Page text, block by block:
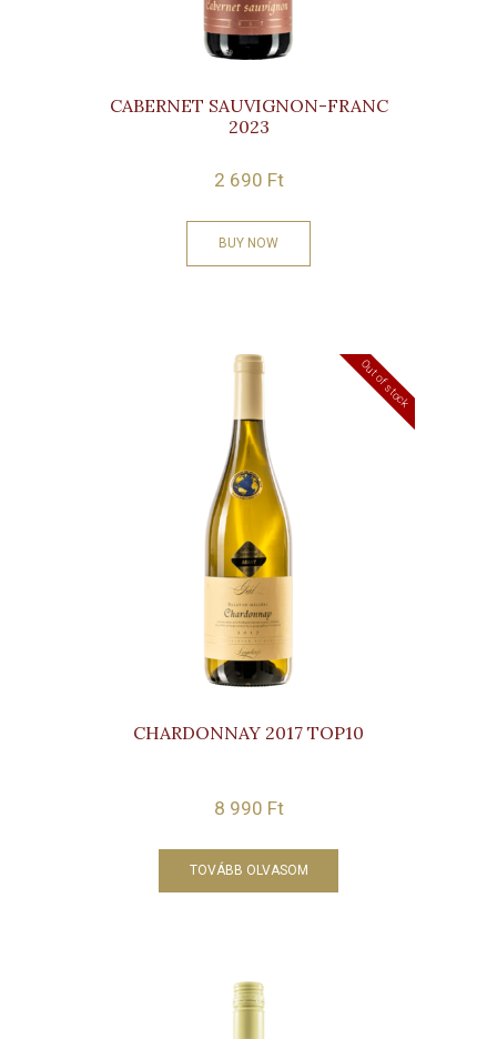
CABERNET SAUVIGNON-FRANC
2023
2 690 Ft
BUY NOW
Out of stock
CHARDONNAY 2017 TOP10
8 990 Ft
TOVÁBB OLVASOM